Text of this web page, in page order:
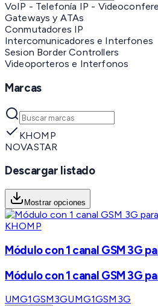
VoIP - Telefonía IP -
Gateways y ATAs
Conmutadores IP
Intercomunicadores e Interfones
Sesion Border Controllers
Videoporteros e Interfonos
Marcas
KHOMP
NOVASTAR
Descargar listado
Mostrar opciones
KHOMP
Módulo con 1 canal GSM 3G
Módulo con 1 canal GSM 3G
UMG1GSM3GUMG1GSM3G